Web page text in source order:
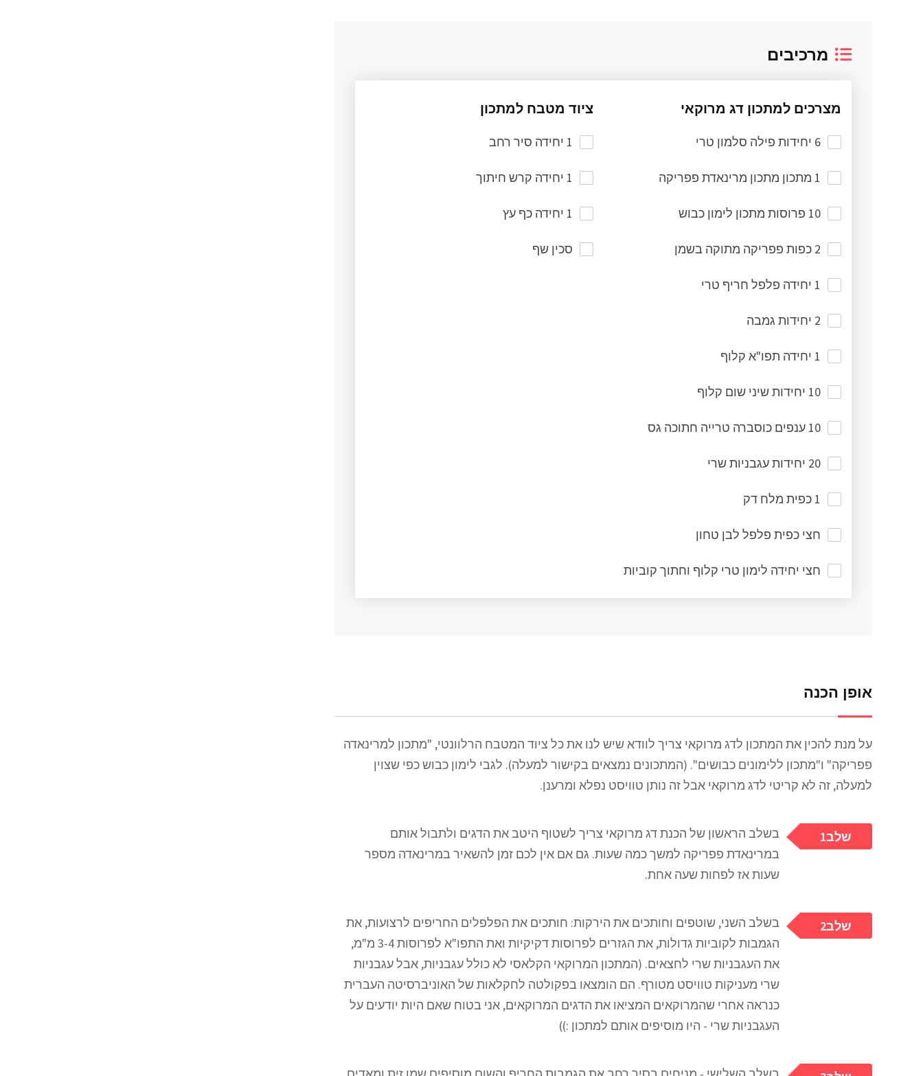
מרכיבים
מצרכים למתכון דג מרוקאי
6 יחידות פילה סלמון טרי
1 מתכון מתכון מרינאדת פפריקה
10 פרוסות מתכון לימון כבוש
2 כפות פפריקה מתוקה בשמן
1 יחידה פלפל חריף טרי
2 יחידות גמבה
1 יחידה תפו"א קלוף
10 יחידות שיני שום קלוף
10 ענפים כוסברה טרייה חתוכה גס
20 יחידות עגבניות שרי
1 כפית מלח דק
חצי כפית פלפל לבן טחון
חצי יחידה לימון טרי קלוף וחתוך קוביות
ציוד מטבח למתכון
1 יחידה סיר רחב
1 יחידה קרש חיתוך
1 יחידה כף עץ
סכין שף
אופן הכנה
על מנת להכין את המתכון לדג מרוקאי צריך לוודא שיש לנו את כל ציוד המטבח הרלוונטי, "מתכון למרינאדה
פפריקה" ו"מתכון ללימונים כבושים". (המתכונים נמצאים בקישור למעלה). לגבי לימון כבוש כפי שצוין
למעלה, זה לא קריטי לדג מרוקאי אבל זה נותן טוויסט נפלא ומרענן.
1שלב
בשלב הראשון של הכנת דג מרוקאי צריך לשטוף היטב את הדגים ולתבול אותם
במרינאדת פפריקה למשך כמה שעות. גם אם אין לכם זמן להשאיר במרינאדה מספר
שעות אז לפחות שעה אחת.
2שלב
בשלב השני, שוטפים וחותכים את הירקות: חותכים את הפלפלים החריפים לרצועות, את
הגמבות לקוביות גדולות, את הגזרים לפרוסות דקיקיות ואת התפו"א לפרוסות 3-4 מ"מ,
את העגבניות שרי לחצאים. (המתכון המרוקאי הקלאסי לא כולל עגבניות, אבל עגבניות
שרי מעניקות טוויסט מטורף. הם הומצאו בפקולטה לחקלאות של האוניברסיטה העברית
כנראה אחרי שהמרוקאים המציאו את הדגים המרוקאים, אני בטוח שאם היות יודעים על
העגבניות שרי - היו מוסיפים אותם למתכון :))